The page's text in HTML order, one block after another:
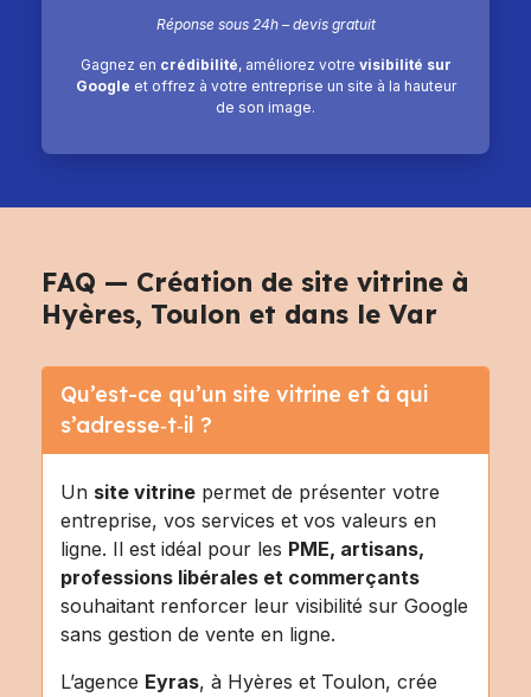
Réponse sous 24h – devis gratuit
Gagnez en crédibilité, améliorez votre visibilité sur
Google et offrez à votre entreprise un site à la hauteur
de son image.
FAQ — Création de site vitrine à
Hyères, Toulon et dans le Var
Qu’est-ce qu’un site vitrine et à qui
s’adresse‑t‑il ?
Un site vitrine permet de présenter votre
entreprise, vos services et vos valeurs en
ligne. Il est idéal pour les PME, artisans,
professions libérales et commerçants
souhaitant renforcer leur visibilité sur Google
sans gestion de vente en ligne.
L’agence Eyras, à Hyères et Toulon, crée